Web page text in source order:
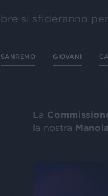
si sfideranno
SANREMO GIOVANI
La
la nostra